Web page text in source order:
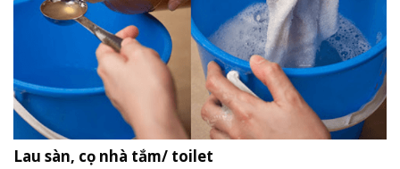
Lau sàn, cọ nhà tắm/ toilet